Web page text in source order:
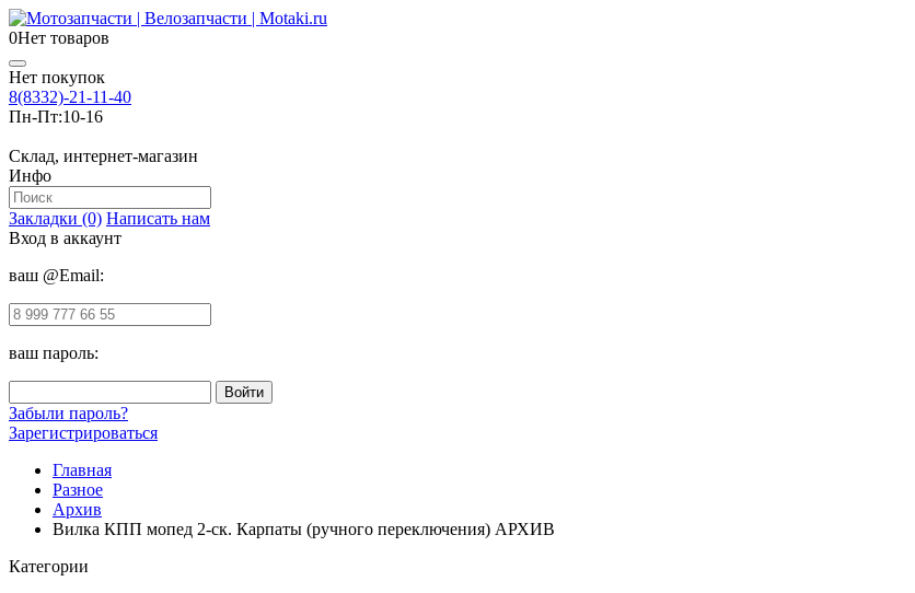
0Нет товаров
Нет покупок
8(8332)-21-11-40
Пн-Пт:10-16
Склад, интернет-магазин
Инфо
Закладки (0) Написать нам
Вход в аккаунт
ваш @Email:
ваш пароль:
Забыли пароль?
Зарегистрироваться
Главная
Разное
Архив
Вилка КПП мопед 2-ск. Карпаты (ручного переключения) АРХИВ
Категории